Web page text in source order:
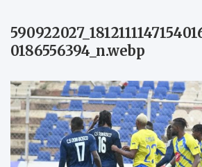
0186556394_n.webp